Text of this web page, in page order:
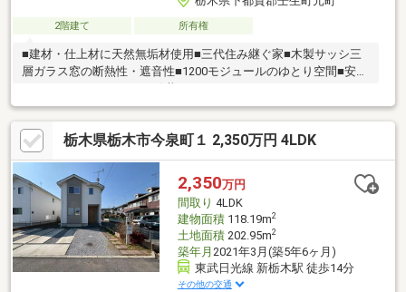
2階建て 所有権
■建材・仕上材に天然無垢材使用■三代住み継ぐ家■木製サッシ三
層ガラス窓の断熱性・遮音性■1200モジュールのゆとり空間■安心
年無料定期健診システム） ■24時間熱交換型換気システム■高気
密・高断熱・計画換気 ■優れた耐震性能■高い防犯性能■火災に強
い防火性能■強力な台風にも負けない耐風・耐水性能
栃木県栃木市今泉町１ 2,350万円 4LDK
2,350万円
間取り 4LDK
建物面積118.19m2
土地面積202.95m2
築年月 2021年3月(築5年6ヶ月)
東武日光線 新栃木駅 徒歩14分
その他の交通